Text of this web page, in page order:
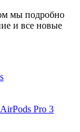
мы подробно
и все новые
Pro 3